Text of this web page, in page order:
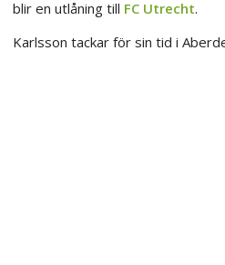
blir en utlåning till FC Utrecht.
Karlsson tackar för sin tid i